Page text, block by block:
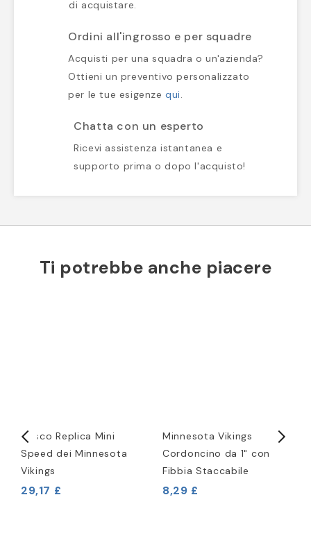
di acquistare.
Ordini all'ingrosso e per squadre
Acquisti per una squadra o un'azienda?
Ottieni un preventivo personalizzato
per le tue esigenzequi.
Chatta con un esperto
Ricevi assistenza istantanea e
supporto prima o dopo l'acquisto!
Ti potrebbe anche piacere
Casco Replica Mini
Speed dei Minnesota
Vikings
29,17 £
Minnesota Vikings
Cordoncino da 1" con
Fibbia Staccabile
8,29 £